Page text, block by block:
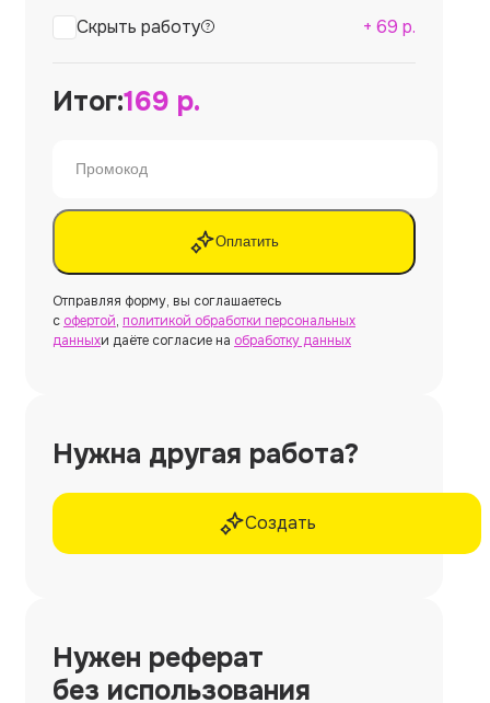
Скрыть работу + 69 р.
Итог:169 р.
Оплатить
Отправляя форму, вы соглашаетесь
с офертой, политикой обработки персональных
данныхи даёте согласие на обработку данных
Нужна другая работа?
Создать
Нужен реферат
без использования